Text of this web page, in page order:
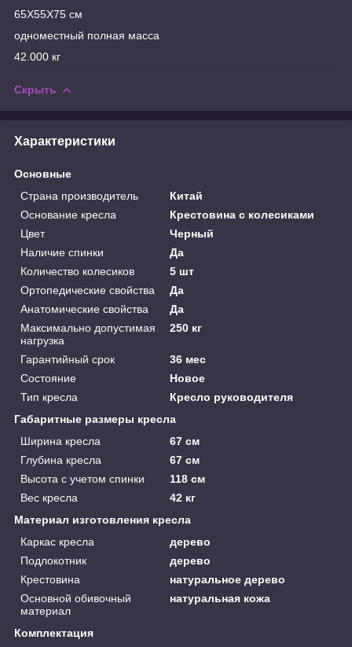
65X55X75 см
одноместный полная масса
42.000 кг
Скрыть
Характеристики
Основные
Страна производитель
Китай
Основание кресла
Крестовина с колесиками
Цвет
Черный
Наличие спинки
Да
Количество колесиков
5 шт
Ортопедические свойства
Да
Анатомические свойства
Да
Максимально допустимая
нагрузка
250 кг
Гарантийный срок
36 мес
Состояние
Новое
Тип кресла
Кресло руководителя
Габаритные размеры кресла
Ширина кресла
67 см
Глубина кресла
67 см
Высота с учетом спинки
118 см
Вес кресла
42 кг
Материал изготовления кресла
Каркас кресла
дерево
Подлокотник
дерево
Крестовина
натуральное дерево
Основной обивочный
материал
натуральная кожа
Комплектация